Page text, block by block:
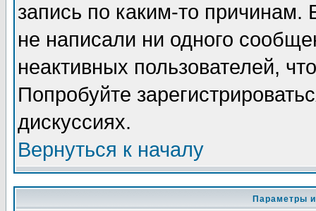
запись по каким-то
не написали ни одного
неактивных пользователей,
Попробуйте
дискуссиях.
Вернуться к началу
Параметры